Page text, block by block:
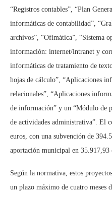
“Registros contables”, “Plan
informáticas de contabilidad”,
archivos”, “Ofimática”, “Sistema
información: internet/intranet y
informáticas de tratamiento de
hojas de cálculo”, “Aplicaciones
relacionales”, “Aplicaciones
de información” y un “Módulo de
de actividades administrativa”. El
euros, con una subvención de
aportación municipal en 35.917,93
Según la normativa, estos
un plazo máximo de cuatro meses